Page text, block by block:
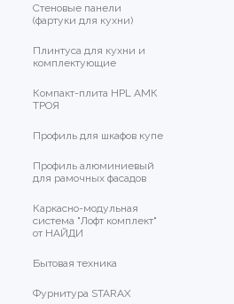
Стеновые панели
(фартуки для кухни)
Плинтуса для кухни и
комплектующие
Компакт-плита HPL АМК
ТРОЯ
Профиль для шкафов купе
Профиль алюминиевый
для рамочных фасадов
Каркасно-модульная
система "Лофт комплект"
от НАЙДИ
Бытовая техника
Фурнитура STARAX